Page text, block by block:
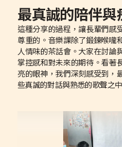
最真誠的陪伴與
這種分享的過程，讓長輩們感
尊重的。音樂課除了鍛鍊喉嚨
人情味的茶話會。大家在討論
掌控感和對未來的期待。看著
亮的眼神，我們深刻感受到，
些真誠的對話與熟悉的歌聲之